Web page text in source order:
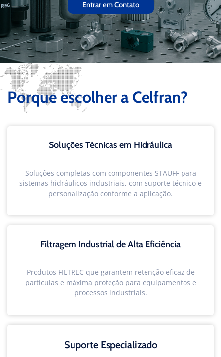
Entrar em Contato
Porque escolher a Celfran?
Soluções Técnicas em Hidráulica
Soluções completas com componentes STAUFF para
sistemas hidráulicos industriais, com suporte técnico e
personalização conforme a aplicação.
Filtragem Industrial de Alta Eficiência
Produtos FILTREC que garantem retenção eficaz de
partículas e máxima proteção para equipamentos e
processos industriais.
Suporte Especializado